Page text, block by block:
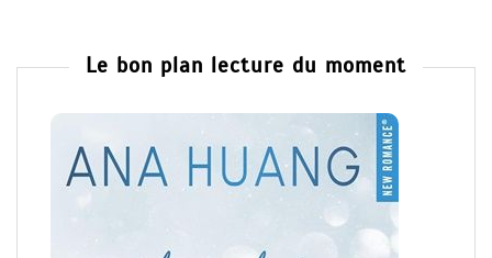
Le bon plan lecture du moment